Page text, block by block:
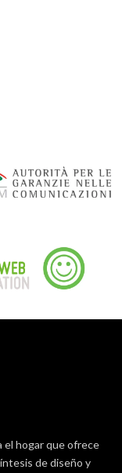
el hogar que ofrece
de diseño y